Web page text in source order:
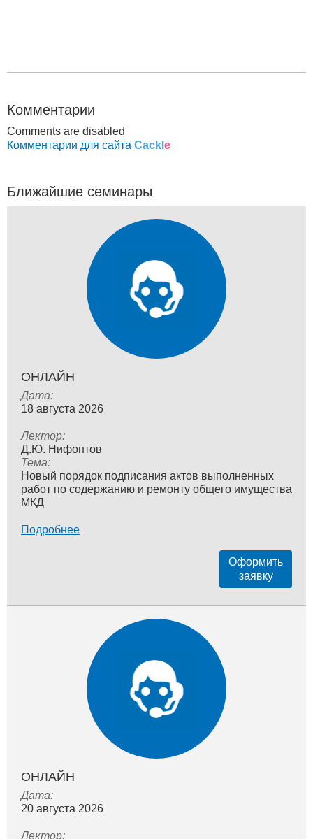
Комментарии
Comments are disabled
Комментарии для сайта Cackl e
Ближайшие семинары
ОНЛАЙН
Дата:
18 августа 2026
Лектор:
Д.Ю. Нифонтов
Тема:
Новый порядок подписания актов выполненных
работ по содержанию и ремонту общего имущества
МКД
Подробнее
Оформить
заявку
ОНЛАЙН
Дата:
20 августа 2026
Лектор: